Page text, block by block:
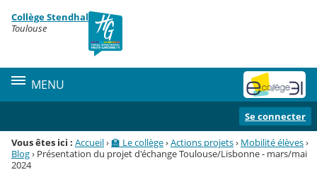
Menu de la rubrique
Contenu
Collège Stendhal
Toulouse
MENU
Se connecter
Vous êtes ici : Accueil›🏫 Le collège›Actions projets› Mobilité élèves›
Blog› Présentation du projet d'échange Toulouse/Lisbonne - mars/mai
2024